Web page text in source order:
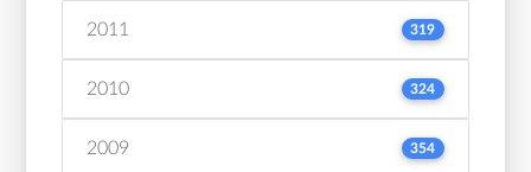
2011 319
2010 324
2009 354